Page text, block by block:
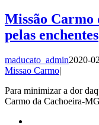
Missão Carmo
pelas enchentes
maducato_admin2020-
Missao Carmo|
Para minimizar a dor
Carmo da Cachoeira-